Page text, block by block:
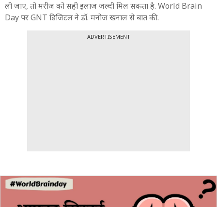
ली जाए, तो मरीज को सही इलाज जल्दी मिल सकता है. World Brain
Day पर GNT डिजिटल ने डॉ. मनोज खनाल से बात की.
ADVERTISEMENT